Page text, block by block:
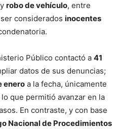
y robo de vehículo, entre
considerados inocentes
Público contactó a 41
datos de sus denuncias;
enero a la fecha, únicamente
que permitió avanzar en la
En contraste, y con base
Nacional de Procedimientos